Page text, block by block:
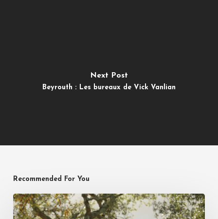
Next Post
Beyrouth : Les bureaux de Vick Vanlian
Recommended For You